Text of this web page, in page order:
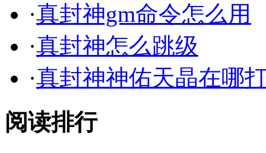
·真封神gm命令怎么用
·真封神怎么跳级
·真封神神佑天晶在哪
阅读排行